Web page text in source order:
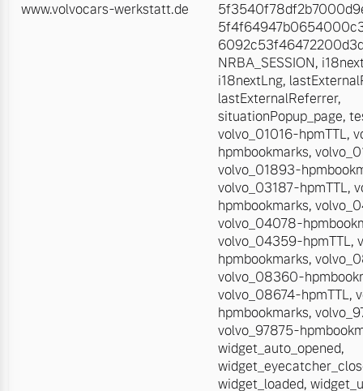
www.volvocars-werkstatt.de
NRBA_SESSION,
i18nextLng,
lastExternalReferrer,
situationPopup_page,
volvo_01016-hpmTTL,
hpmbookmarks,
volvo_01893-
volvo_03187-hpmTTL,
hpmbookmarks,
volvo_04078-
volvo_04359-hpmTTL,
hpmbookmarks,
volvo_08360-
volvo_08674-hpmTTL,
hpmbookmarks,
volvo_97875-
widget_auto_opened,
widget_loaded,